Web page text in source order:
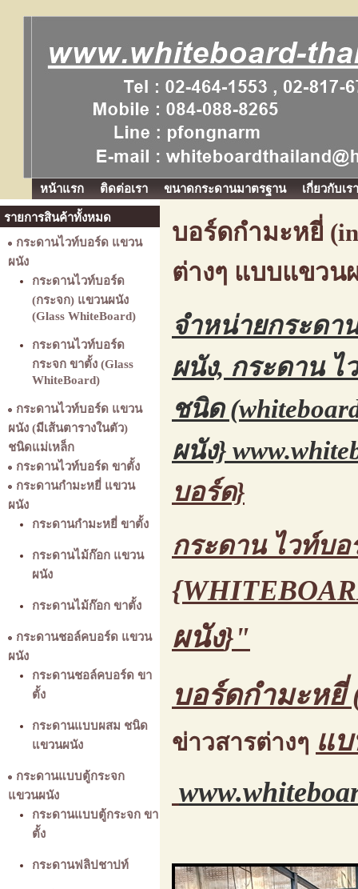
หน้าแรก ติดต่อเรา ขนาดกระดานมาตรฐาน เกี่ยวกับเรา
รายการสินค้าทั้งหมด
กระดานไวท์บอร์ด แขวน
ผนัง
กระดานไวท์บอร์ด
(กระจก) แขวนผนัง
(Glass WhiteBoard)
กระดานไวท์บอร์ด
กระจก ขาตั้ง (Glass
WhiteBoard)
กระดานไวท์บอร์ด แขวน
ผนัง (มีเส้นตารางในตัว)
ชนิดแม่เหล็ก
กระดานไวท์บอร์ด ขาตั้ง
กระดานกำมะหยี่ แขวน
ผนัง
กระดานกำมะหยี่ ขาตั้ง
กระดานไม้ก๊อก แขวน
ผนัง
กระดานไม้ก๊อก ขาตั้ง
กระดานชอล์คบอร์ด แขวน
ผนัง
กระดานชอล์คบอร์ด ขา
ตั้ง
กระดานแบบผสม ชนิด
แขวนผนัง
กระดานแบบตู้กระจก
แขวนผนัง
กระดานแบบตู้กระจก ขา
ตั้ง
กระดานฟลิปชาปท์
บอร์ดกำมะหยี่
ต่างๆ แบบแขวน
จำหน่ายกระดา
ผนัง, กระดาน
ชนิด
ผนัง}
บอร์ด}
กระดาน ไวท์บ
ผนัง}"
บอร์ดกำมะหยี่
ข่าวสารต่างๆ แ